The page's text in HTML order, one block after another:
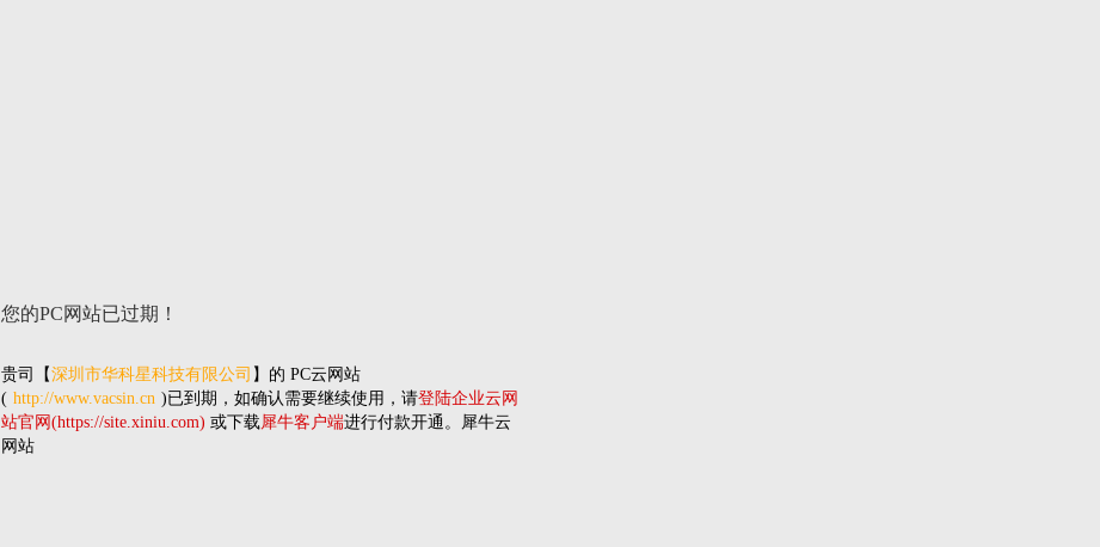
您的PC网站已过期！
贵司 【深圳市华科星科技有限公司 】的 PC云网站
( http://www.vacsin.cn )已到期，如确认需要继续使用，请登陆企业云网
站官网(https://site.xiniu.com) 或下载犀牛客户端进行付款开通。犀牛云
网站